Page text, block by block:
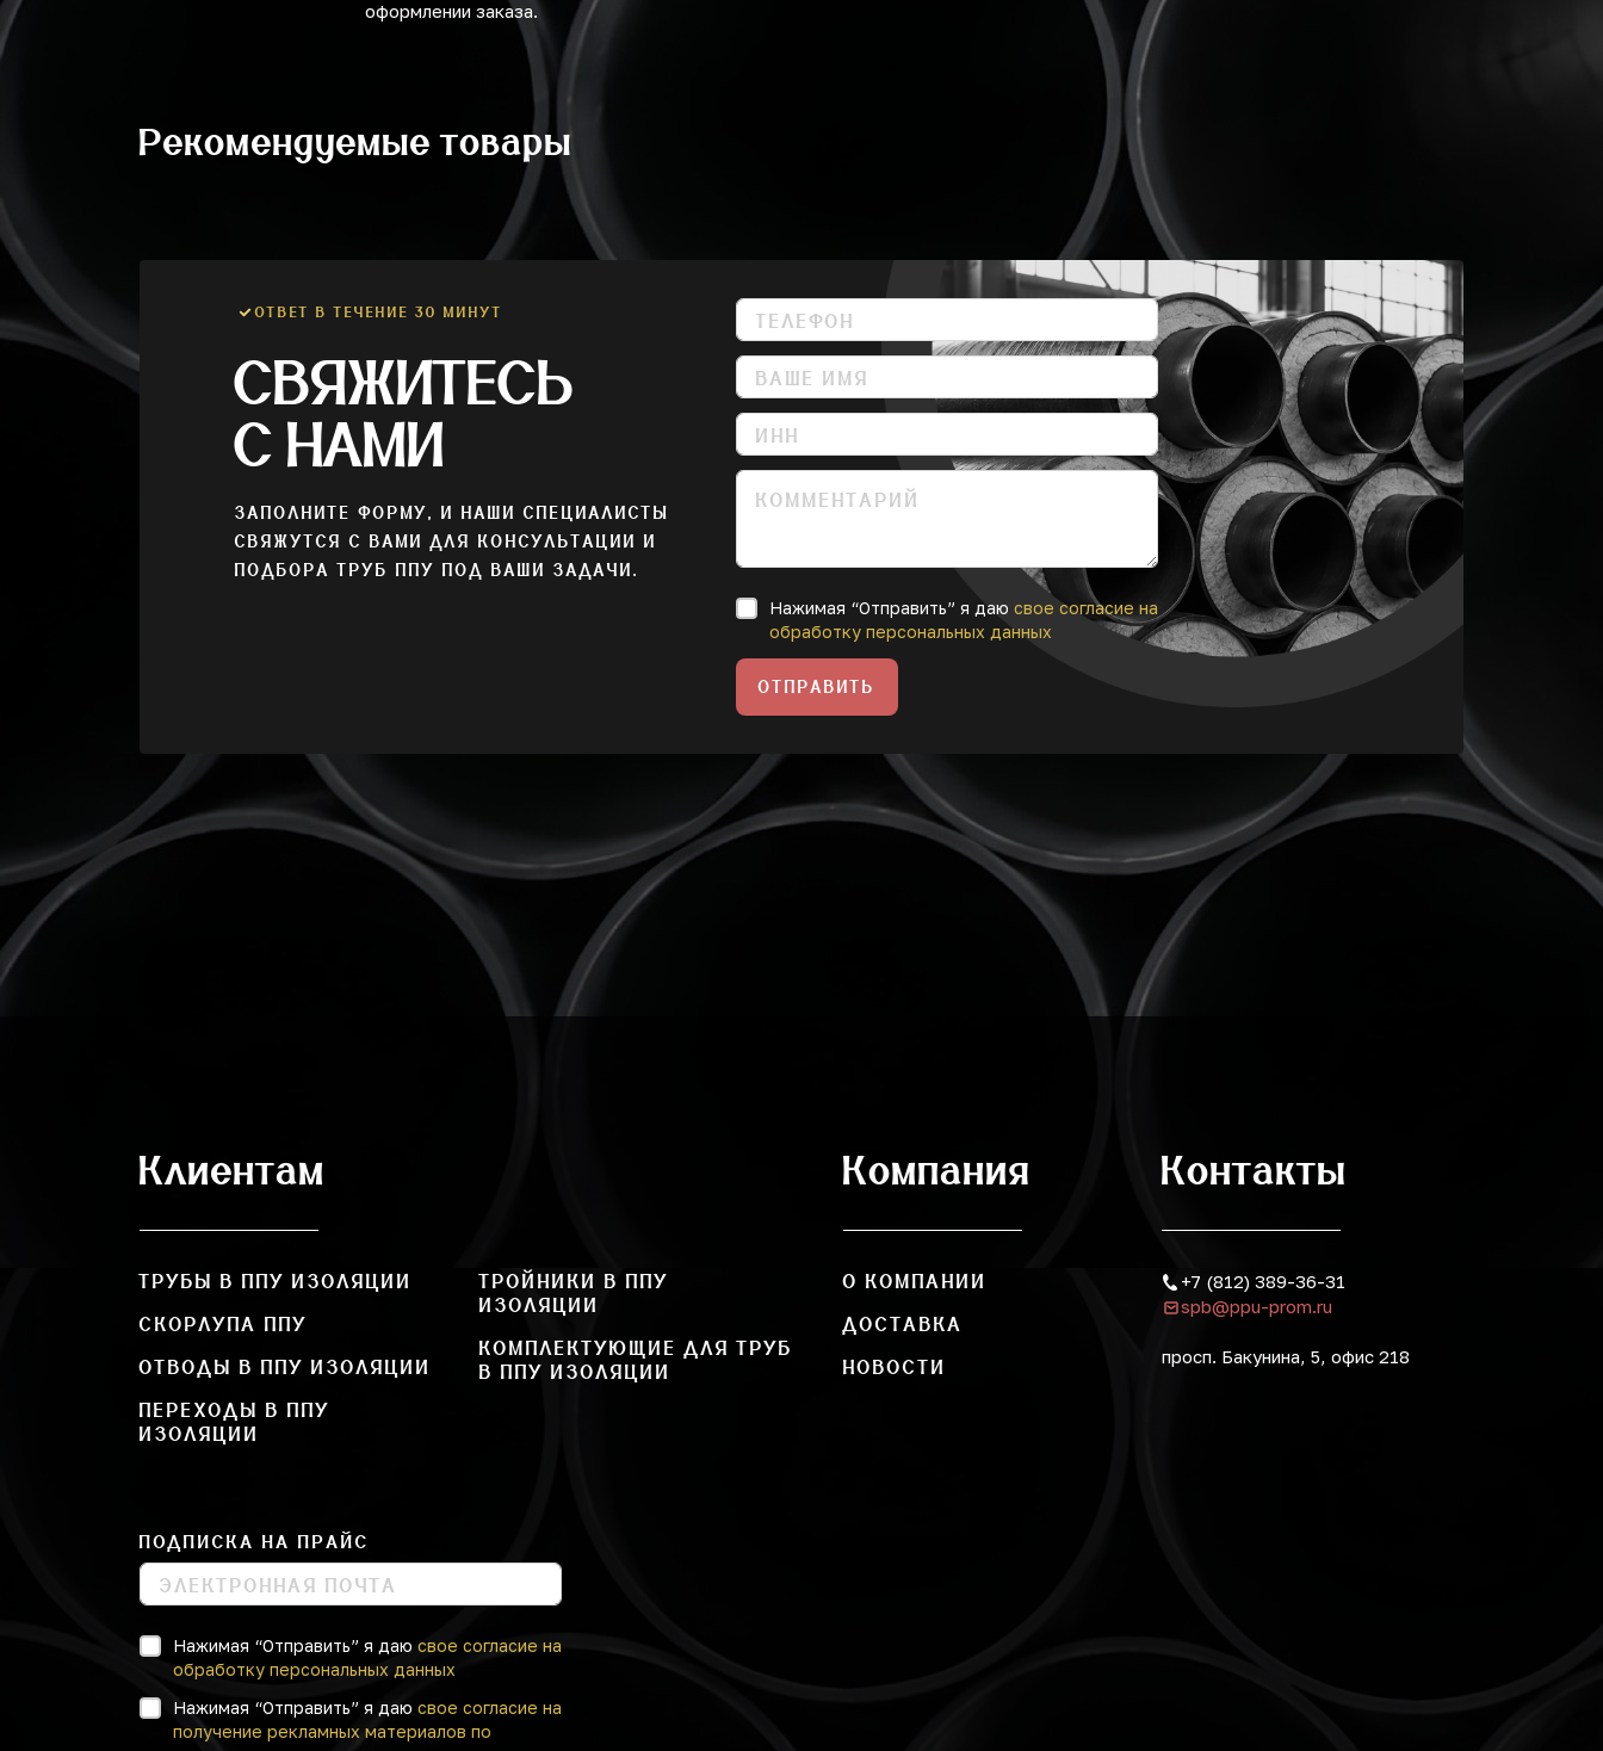
оформлении заказа.
Рекомендуемые товары
ОТВЕТ В ТЕЧЕНИЕ 30 МИНУТ
СВЯЖИТЕСЬ
С НАМИ
ЗАПОЛНИТЕ ФОРМУ, И НАШИ СПЕЦИАЛИСТЫ
СВЯЖУТСЯ С ВАМИ ДЛЯ КОНСУЛЬТАЦИИ И
ПОДБОРА ТРУБ ППУ ПОД ВАШИ ЗАДАЧИ.
Нажимая “Отправить” я даю свое согласие на
обработку персональных данных
ОТПРАВИТЬ
Клиентам
ТРУБЫ В ППУ ИЗОЛЯЦИИ
СКОРЛУПА ППУ
ОТВОДЫ В ППУ ИЗОЛЯЦИИ
ПЕРЕХОДЫ В ППУ
ИЗОЛЯЦИИ
ТРОЙНИКИ В ППУ
ИЗОЛЯЦИИ
КОМПЛЕКТУЮЩИЕ ДЛЯ ТРУБ
В ППУ ИЗОЛЯЦИИ
ПОДПИСКА НА ПРАЙС
Нажимая “Отправить” я даю свое согласие на
обработку персональных данных
Нажимая “Отправить” я даю свое согласие на
получение рекламных материалов по
Компания
О КОМПАНИИ
ДОСТАВКА
НОВОСТИ
Контакты
+7 (812) 389-36-31
spb@ppu-prom.ru
просп. Бакунина, 5, офис 218